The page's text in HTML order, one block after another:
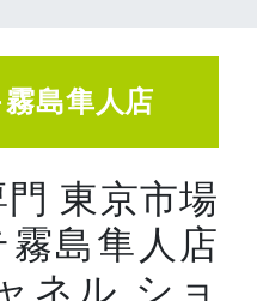
島隼人店
東京市場
霧島隼人店
ネル ショ